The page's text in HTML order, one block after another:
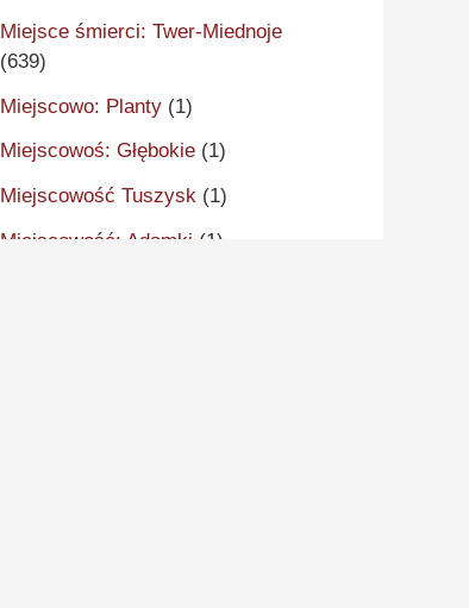
Miejsce śmierci: Twer-Miednoje
(639)
Miejscowo: Planty (1)
Miejscowoś: Głębokie (1)
Miejscowość Tuszysk (1)
Miejscowość: Adamki (1)